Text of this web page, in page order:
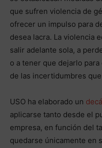
que sufren violencia de
ofrecer un impulso para
desea lacra. La violencia
salir adelante sola, a
o a tener que dejarlo
de las incertidumbres
USO ha elaborado un
aplicarse tanto desde el
empresa, en función del
quedarse únicamente en